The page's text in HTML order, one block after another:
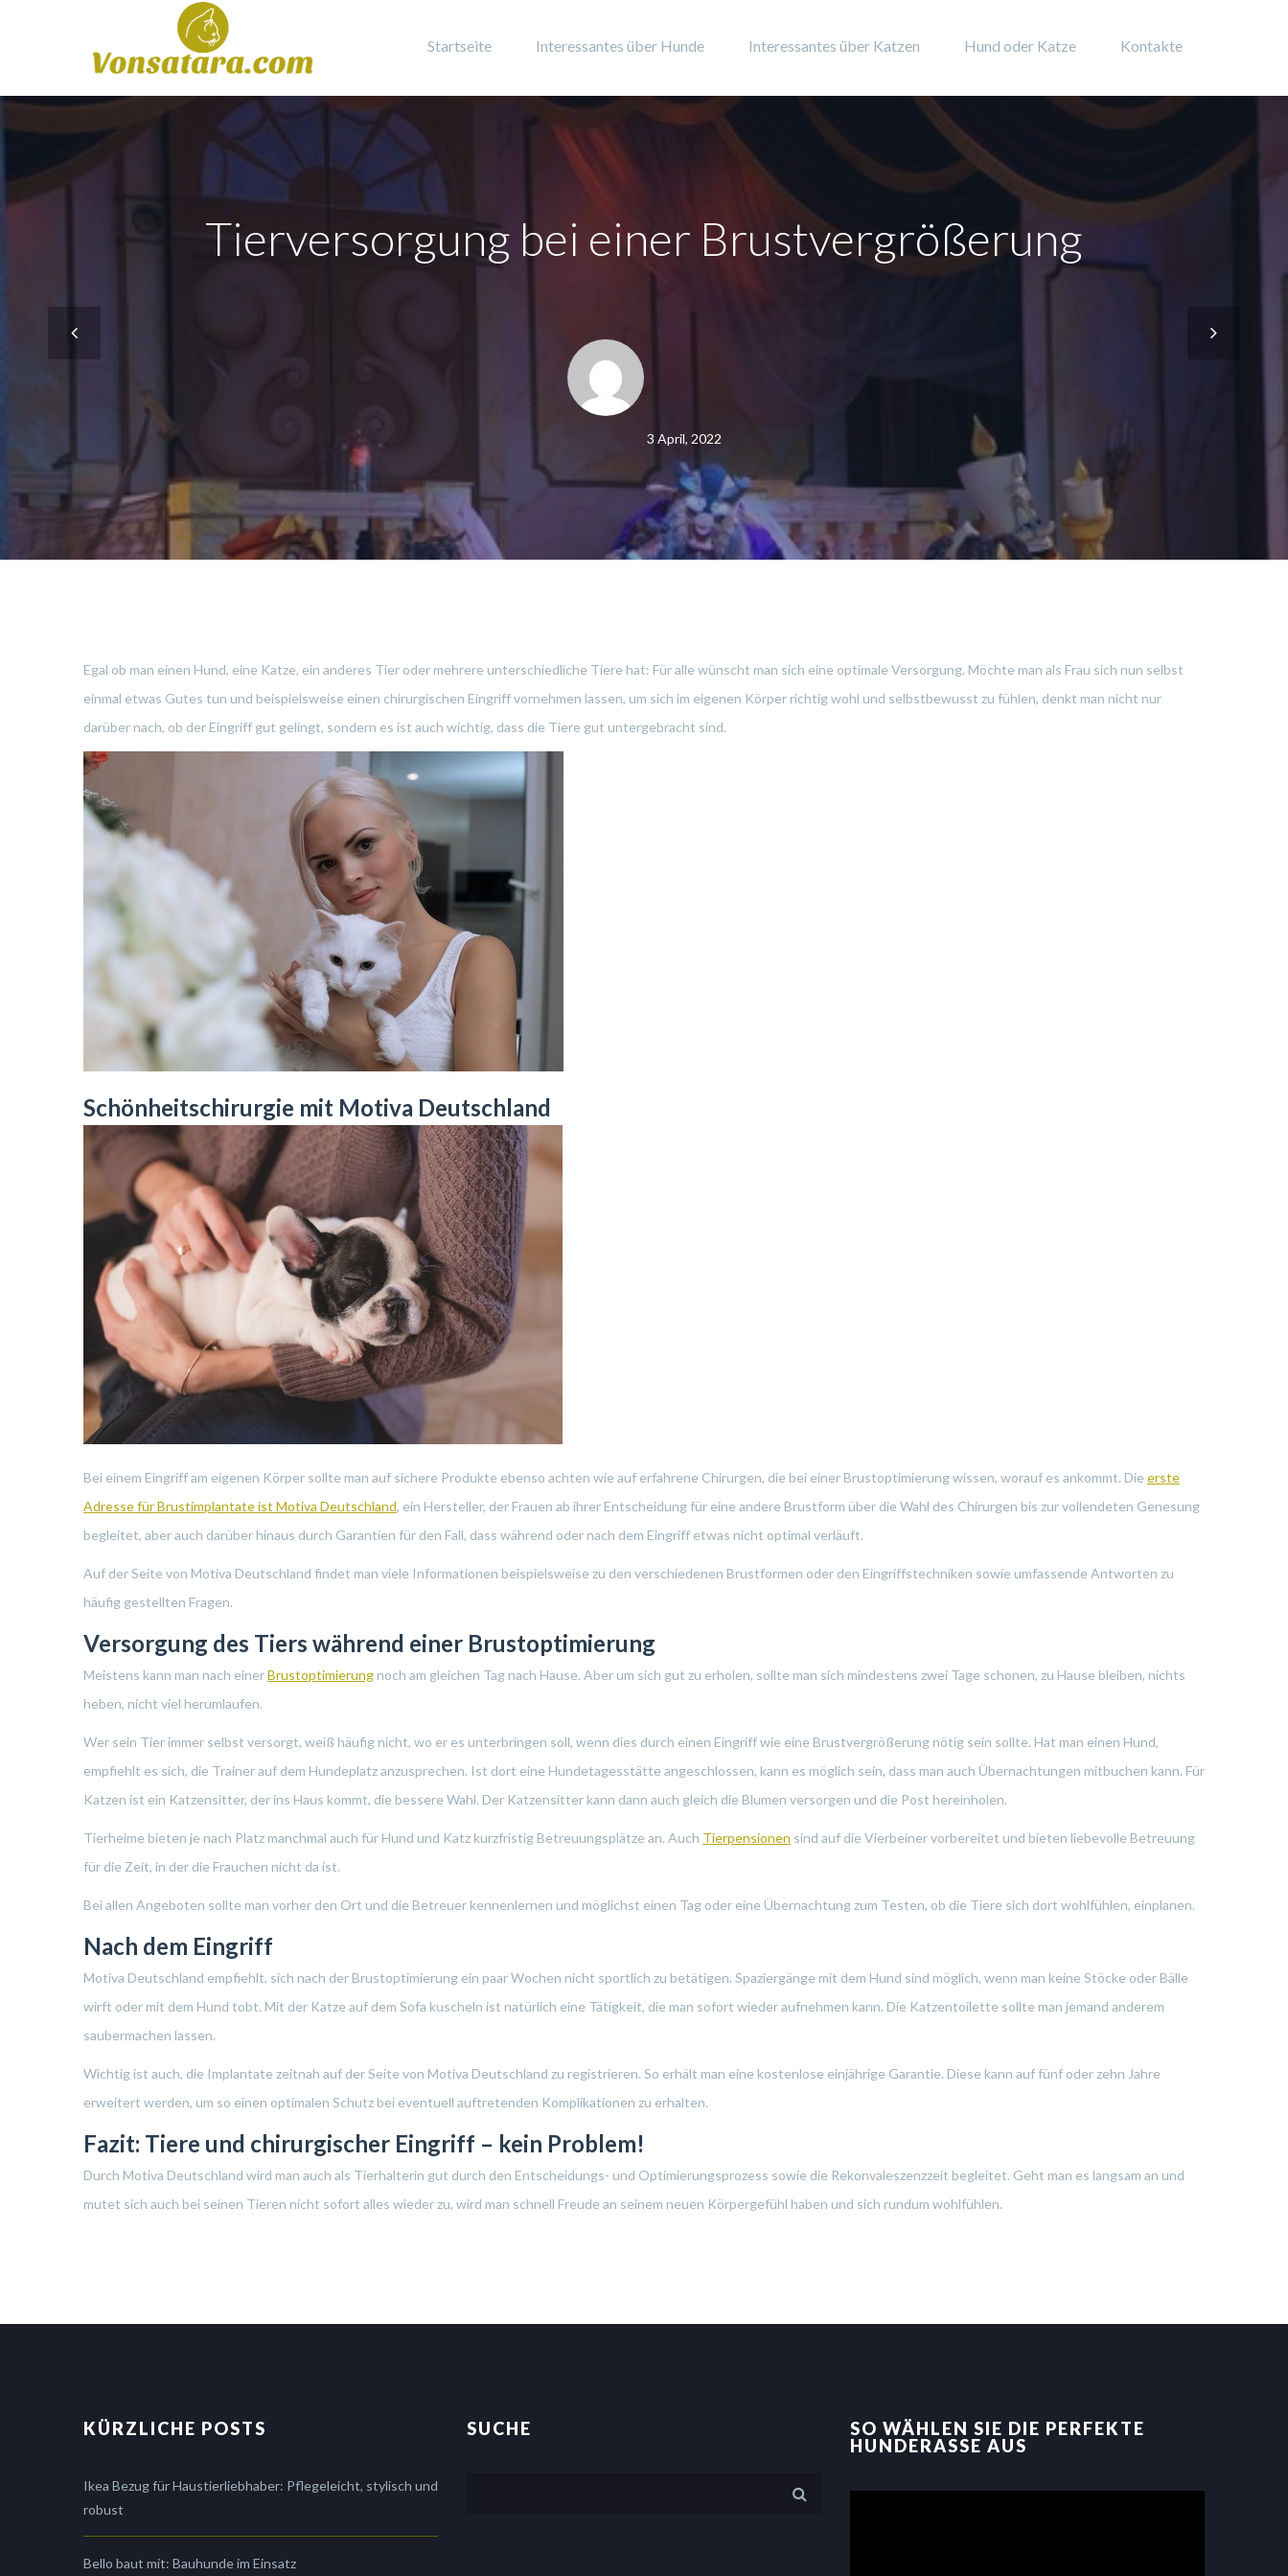
Startseite Interessantes über Hunde Interessantes über Katzen Hund oder Katze Kontakte
Tierversorgung bei einer Brustvergrößerung
3 April, 2022
Egal ob man einen Hund, eine Katze, ein anderes Tier oder mehrere unterschiedliche Tiere hat: Für alle wünscht man sich eine optimale Versorgung. Möchte man als Frau sich nun selbst
einmal etwas Gutes tun und beispielsweise einen chirurgischen Eingriff vornehmen lassen, um sich im eigenen Körper richtig wohl und selbstbewusst zu fühlen, denkt man nicht nur
darüber nach, ob der Eingriff gut gelingt, sondern es ist auch wichtig, dass die Tiere gut untergebracht sind.
Schönheitschirurgie mit Motiva Deutschland
Bei einem Eingriff am eigenen Körper sollte man auf sichere Produkte ebenso achten wie auf erfahrene Chirurgen, die bei einer Brustoptimierung wissen, worauf es ankommt. Die erste
Adresse für Brustimplantate ist Motiva Deutschland, ein Hersteller, der Frauen ab ihrer Entscheidung für eine andere Brustform über die Wahl des Chirurgen bis zur vollendeten Genesung
begleitet, aber auch darüber hinaus durch Garantien für den Fall, dass während oder nach dem Eingriff etwas nicht optimal verläuft.
Auf der Seite von Motiva Deutschland findet man viele Informationen beispielsweise zu den verschiedenen Brustformen oder den Eingriffstechniken sowie umfassende Antworten zu
häufig gestellten Fragen.
Versorgung des Tiers während einer Brustoptimierung
Meistens kann man nach einerBrustoptimierung noch am gleichen Tag nach Hause. Aber um sich gut zu erholen, sollte man sich mindestens zwei Tage schonen, zu Hause bleiben, nichts
heben, nicht viel herumlaufen.
Wer sein Tier immer selbst versorgt, weiß häufig nicht, wo er es unterbringen soll, wenn dies durch einen Eingriff wie eine Brustvergrößerung nötig sein sollte. Hat man einen Hund,
empfiehlt es sich, die Trainer auf dem Hundeplatz anzusprechen. Ist dort eine Hundetagesstätte angeschlossen, kann es möglich sein, dass man auch Übernachtungen mitbuchen kann. Für
Katzen ist ein Katzensitter, der ins Haus kommt, die bessere Wahl. Der Katzensitter kann dann auch gleich die Blumen versorgen und die Post hereinholen.
Tierheime bieten je nach Platz manchmal auch für Hund und Katz kurzfristig Betreuungsplätze an. Auch Tierpensionen sind auf die Vierbeiner vorbereitet und bieten liebevolle Betreuung
für die Zeit, in der die Frauchen nicht da ist.
Bei allen Angeboten sollte man vorher den Ort und die Betreuer kennenlernen und möglichst einen Tag oder eine Übernachtung zum Testen, ob die Tiere sich dort wohlfühlen, einplanen.
Nach dem Eingriff
Motiva Deutschland empfiehlt, sich nach der Brustoptimierung ein paar Wochen nicht sportlich zu betätigen. Spaziergänge mit dem Hund sind möglich, wenn man keine Stöcke oder Bälle
wirft oder mit dem Hund tobt. Mit der Katze auf dem Sofa kuscheln ist natürlich eine Tätigkeit, die man sofort wieder aufnehmen kann. Die Katzentoilette sollte man jemand anderem
saubermachen lassen.
Wichtig ist auch, die Implantate zeitnah auf der Seite von Motiva Deutschland zu registrieren. So erhält man eine kostenlose einjährige Garantie. Diese kann auf fünf oder zehn Jahre
erweitert werden, um so einen optimalen Schutz bei eventuell auftretenden Komplikationen zu erhalten.
Fazit: Tiere und chirurgischer Eingriff – kein Problem!
Durch Motiva Deutschland wird man auch als Tierhalterin gut durch den Entscheidungs- und Optimierungsprozess sowie die Rekonvaleszenzzeit begleitet. Geht man es langsam an und
mutet sich auch bei seinen Tieren nicht sofort alles wieder zu, wird man schnell Freude an seinem neuen Körpergefühl haben und sich rundum wohlfühlen.
KÜRZLICHE POSTS
Ikea Bezug für Haustierliebhaber: Pflegeleicht, stylisch und
robust
Bello baut mit: Bauhunde im Einsatz
SUCHE
SO WÄHLEN SIE DIE PERFEKTE
HUNDERASSE AUS